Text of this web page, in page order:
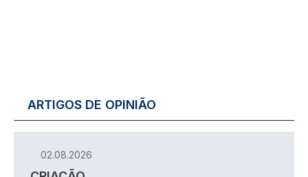
ARTIGOS DE OPINIÃO
02.08.2026